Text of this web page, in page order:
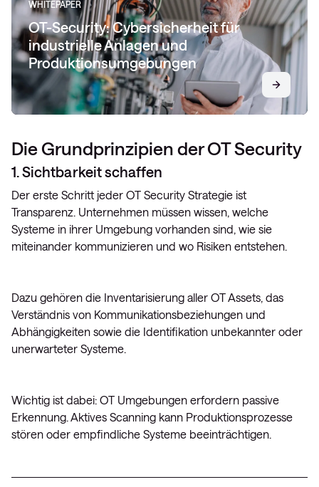
WHITEPAPER
OT-Security: Cybersicherheit für
industrielle Anlagen und
Produktionsumgebungen
Die Grundprinzipien der OT Security
1. Sichtbarkeit schaffen
Der erste Schritt jeder OT Security Strategie ist
Transparenz. Unternehmen müssen wissen, welche
Systeme in ihrer Umgebung vorhanden sind, wie sie
miteinander kommunizieren und wo Risiken entstehen.
Dazu gehören die Inventarisierung aller OT Assets, das
Verständnis von Kommunikationsbeziehungen und
Abhängigkeiten sowie die Identifikation unbekannter oder
unerwarteter Systeme.
Wichtig ist dabei: OT Umgebungen erfordern passive
Erkennung. Aktives Scanning kann Produktionsprozesse
stören oder empfindliche Systeme beeinträchtigen.